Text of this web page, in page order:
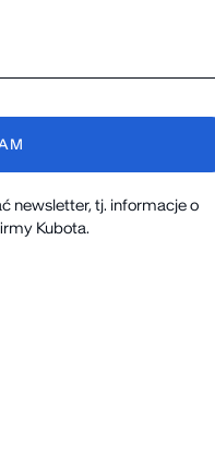
newsletter, tj. informacje o
Kubota.